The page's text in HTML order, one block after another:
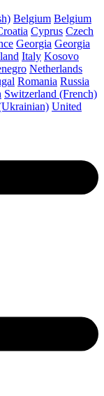
Belgium Belgium
Cyprus Czech
Georgia Georgia
Italy Kosovo
Netherlands
Romania Russia
Switzerland (French)
United